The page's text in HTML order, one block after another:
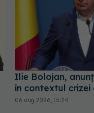
Ilie Bolojan,
în contextul crizei
06 aug 2026, 15:24